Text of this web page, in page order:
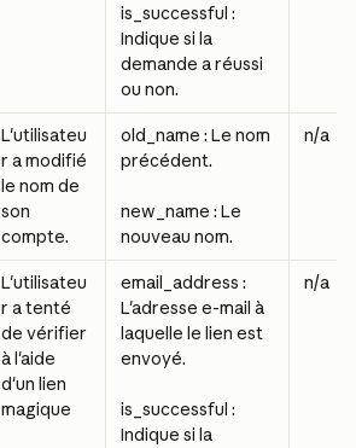
is_successful :
Indique si la
demande a réussi
ou non.
L'utilisateu
r a modifié
le nom de
son
compte.
old_name : Le nom
précédent.
new_name : Le
nouveau nom.
n/a
L'utilisateu
r a tenté
de vérifier
à l'aide
d'un lien
magique
email_address :
L'adresse e-mail à
laquelle le lien est
envoyé.
is_successful :
Indique si la
n/a